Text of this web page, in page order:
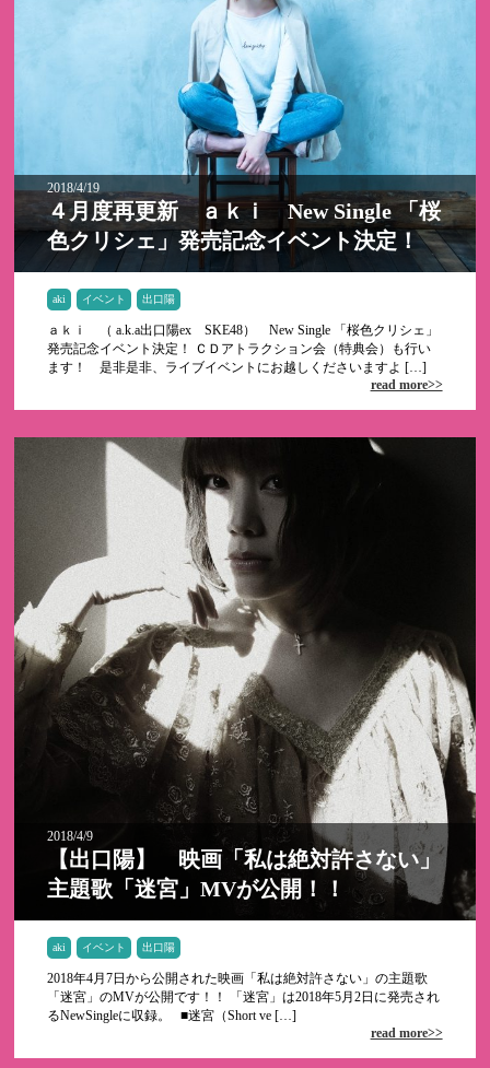
2018/4/19
４月度再更新 ａｋｉ New Single 「桜
色クリシェ」発売記念イベント決定！
aki イベント 出口陽
ａｋｉ （ a.k.a出口陽ex SKE48） New Single 「桜色クリシェ」
発売記念イベント決定！ ＣＤアトラクション会（特典会）も行い
ます！ 是非是非、ライブイベントにお越しくださいますよ […]
read more>>
2018/4/9
【出口陽】 映画「私は絶対許さない」
主題歌「迷宮」MVが公開！！
aki イベント 出口陽
2018年4月7日から公開された映画「私は絶対許さない」の主題歌
「迷宮」のMVが公開です！！ 「迷宮」は2018年5月2日に発売され
るNewSingleに収録。 ■迷宮（Short ve […]
read more>>